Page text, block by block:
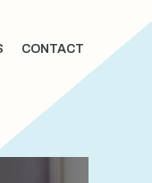
CONTACT